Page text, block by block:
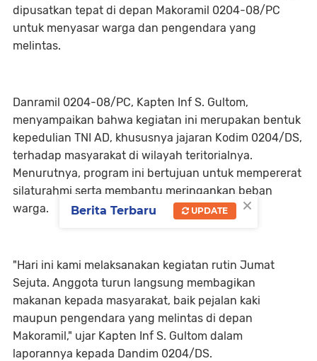
dipusatkan tepat di depan Makoramil 0204-08/PC
untuk menyasar warga dan pengendara yang
melintas.
Danramil 0204-08/PC, Kapten Inf S. Gultom,
menyampaikan bahwa kegiatan ini merupakan bentuk
kepedulian TNI AD, khususnya jajaran Kodim 0204/DS,
terhadap masyarakat di wilayah teritorialnya.
Menurutnya, program ini bertujuan untuk mempererat
silaturahmi serta membantu meringankan beban
warga.
"Hari ini kami melaksanakan kegiatan rutin Jumat
Sejuta. Anggota turun langsung membagikan
makanan kepada masyarakat, baik pejalan kaki
maupun pengendara yang melintas di depan
Makoramil," ujar Kapten Inf S. Gultom dalam
laporannya kepada Dandim 0204/DS.
×
Berita Terbaru UPDATE